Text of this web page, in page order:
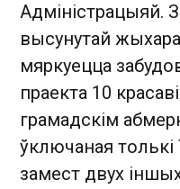
Адміністрацыяй.
высунутай
мяркуецца
праекта 10
грамадскім
ўключаная
замест двух